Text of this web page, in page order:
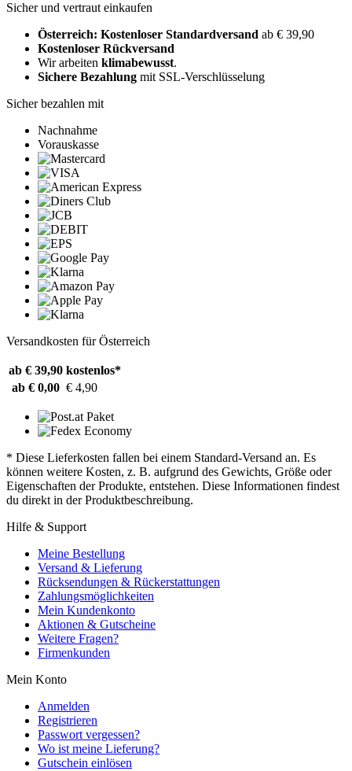
Sicher und vertraut einkaufen
Österreich: Kostenloser Standardversand ab € 39,90
Kostenloser Rückversand
Wir arbeiten klimabewusst.
Sichere Bezahlung mit SSL-Verschlüsselung
Sicher bezahlen mit
Nachnahme
Vorauskasse
Versandkosten für Österreich
ab € 39,90 kostenlos*
ab € 0,00 € 4,90
* Diese Lieferkosten fallen bei einem Standard-Versand an. Es
können weitere Kosten, z. B. aufgrund des Gewichts, Größe oder
Eigenschaften der Produkte, entstehen. Diese Informationen findest
du direkt in der Produktbeschreibung.
Hilfe & Support
Meine Bestellung
Versand & Lieferung
Rücksendungen & Rückerstattungen
Zahlungsmöglichkeiten
Mein Kundenkonto
Aktionen & Gutscheine
Weitere Fragen?
Firmenkunden
Mein Konto
Anmelden
Registrieren
Passwort vergessen?
Wo ist meine Lieferung?
Gutschein einlösen